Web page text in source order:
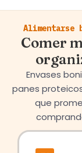
Alimentarse
Comer
Envases
panes
que